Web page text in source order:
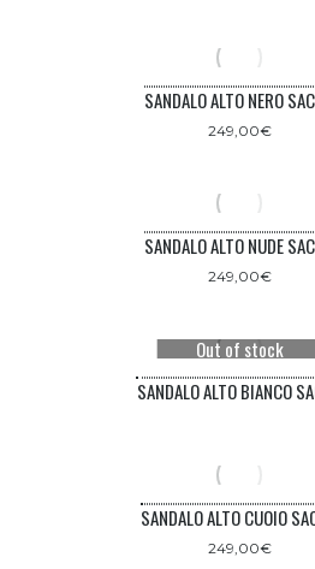
SANDALO ALTO NERO
249,00€
SANDALO ALTO NUDE
249,00€
Out of stock
SANDALO ALTO BIANCO
SANDALO ALTO CUOIO
249,00€